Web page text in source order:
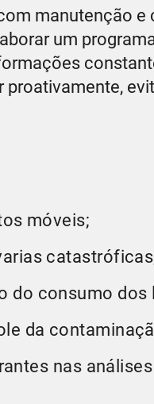
manutenção e
um
proativamente,
móveis;
do consumo dos
da
nas